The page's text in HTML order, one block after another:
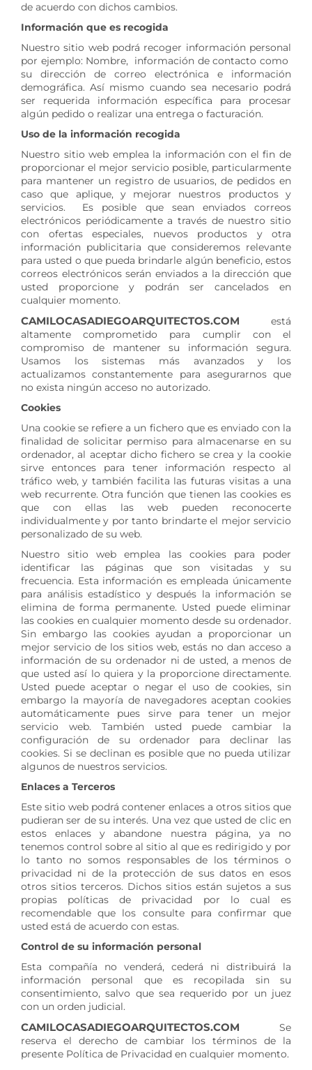
de acuerdo con dichos cambios.
Información que es recogida
Nuestro sitio web podrá recoger información personal
por ejemplo: Nombre, información de contacto como
su dirección de correo electrónica e información
demográfica. Así mismo cuando sea necesario podrá
ser requerida información específica para procesar
algún pedido o realizar una entrega o facturación.
Uso de la información recogida
Nuestro sitio web emplea la información con el fin de
proporcionar el mejor servicio posible, particularmente
para mantener un registro de usuarios, de pedidos en
caso que aplique, y mejorar nuestros productos y
servicios. Es posible que sean enviados correos
electrónicos periódicamente a través de nuestro sitio
con ofertas especiales, nuevos productos y otra
información publicitaria que consideremos relevante
para usted o que pueda brindarle algún beneficio, estos
correos electrónicos serán enviados a la dirección que
usted proporcione y podrán ser cancelados en
cualquier momento.
CAMILOCASADIEGOARQUITECTOS.COM
está
altamente comprometido para cumplir con el
compromiso de mantener su información segura.
Usamos los sistemas más avanzados y los
actualizamos constantemente para asegurarnos que
no exista ningún acceso no autorizado.
Cookies
Una cookie se refiere a un fichero que es enviado con la
finalidad de solicitar permiso para almacenarse en su
ordenador, al aceptar dicho fichero se crea y la cookie
sirve entonces para tener información respecto al
tráfico web, y también facilita las futuras visitas a una
web recurrente. Otra función que tienen las cookies es
que con ellas las web pueden reconocerte
individualmente y por tanto brindarte el mejor servicio
personalizado de su web.
Nuestro sitio web emplea las cookies para poder
identificar las páginas que son visitadas y su
frecuencia. Esta información es empleada únicamente
para análisis estadístico y después la información se
elimina de forma permanente. Usted puede eliminar
las cookies en cualquier momento desde su ordenador.
Sin embargo las cookies ayudan a proporcionar un
mejor servicio de los sitios web, estás no dan acceso a
información de su ordenador ni de usted, a menos de
que usted así lo quiera y la proporcione directamente.
Usted puede aceptar o negar el uso de cookies, sin
embargo la mayoría de navegadores aceptan cookies
automáticamente pues sirve para tener un mejor
servicio web. También usted puede cambiar la
configuración de su ordenador para declinar las
cookies. Si se declinan es posible que no pueda utilizar
algunos de nuestros servicios.
Enlaces a Terceros
Este sitio web podrá contener enlaces a otros sitios que
pudieran ser de su interés. Una vez que usted de clic en
estos enlaces y abandone nuestra página, ya no
tenemos control sobre al sitio al que es redirigido y por
lo tanto no somos responsables de los términos o
privacidad ni de la protección de sus datos en esos
otros sitios terceros. Dichos sitios están sujetos a sus
propias políticas de privacidad por lo cual es
recomendable que los consulte para confirmar que
usted está de acuerdo con estas.
Control de su información personal
Esta compañía no venderá, cederá ni distribuirá la
información personal que es recopilada sin su
consentimiento, salvo que sea requerido por un juez
con un orden judicial.
CAMILOCASADIEGOARQUITECTOS.COM Se
reserva el derecho de cambiar los términos de la
presente Política de Privacidad en cualquier momento.